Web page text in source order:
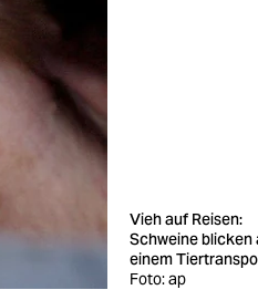
Vieh auf Reisen:
Schweine blicken
einem
Foto: ap